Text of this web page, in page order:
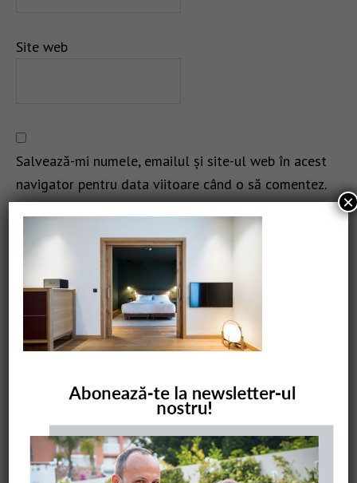
Site web
Salvează-mi numele, emailul și site-ul web în acest
navigator pentru data viitoare când o să comentez.
COMANDĂ CARTEA NOASTRĂ
×